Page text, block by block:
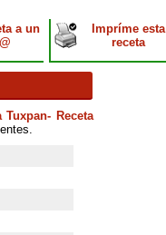
a un
Impríme esta
receta
Receta